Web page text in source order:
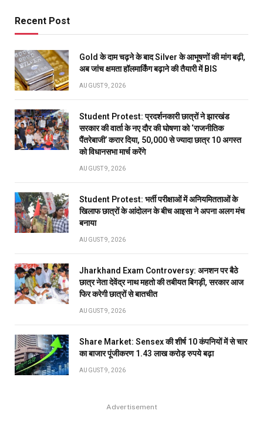
Recent Post
Gold के दाम चढ़ने के बाद Silver के आभूषणों की मांग बढ़ी,
अब जांच क्षमता हॉलमार्किंग बढ़ाने की तैयारी में BIS
AUGUST 9, 2026
Student Protest: प्रदर्शनकारी छात्रों ने झारखंड
सरकार की वार्ता के नए दौर की घोषणा को ‘राजनीतिक
पैंतरेबाजी’ करार दिया, 50,000 से ज्यादा छात्र 10 अगस्त
को विधानसभा मार्च करेंगे
AUGUST 9, 2026
Student Protest: भर्ती परीक्षाओं में अनियमितताओं के
खिलाफ छात्रों के आंदोलन के बीच आइसा ने अपना अलग मंच
बनाया
AUGUST 9, 2026
Jharkhand Exam Controversy: अनशन पर बैठे
छात्र नेता देवेंद्र नाथ महतो की तबीयत बिगड़ी, सरकार आज
फिर करेगी छात्रों से बातचीत
AUGUST 9, 2026
Share Market: Sensex की शीर्ष 10 कंपनियों में से चार
का बाजार पूंजीकरण 1.43 लाख करोड़ रुपये बढ़ा
AUGUST 9, 2026
Advertisement